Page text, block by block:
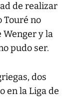
de realizar
Touré no
Wenger y la
pudo ser.
dos
en la Liga de